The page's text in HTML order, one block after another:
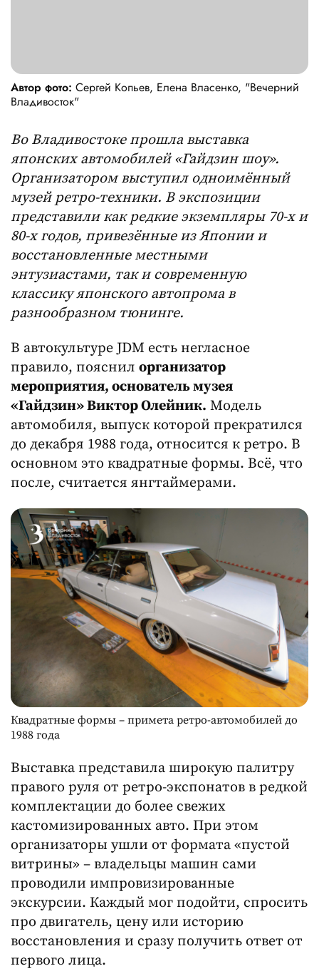
Автор фото: Сергей Копьев, Елена Власенко, "Вечерний
Владивосток"
Во Владивостоке прошла выставка
японских автомобилей «Гайдзин шоу».
Организатором выступил одноимённый
музей ретро-техники. В экспозиции
представили как редкие экземпляры 70-х и
80-х годов, привезённые из Японии и
восстановленные местными
энтузиастами, так и современную
классикуяпонского автопрома в
разнообразном тюнинге.
В автокультуре JDM есть негласное
правило, пояснил организатор
мероприятия, основатель музея
«Гайдзин» Виктор Олейник. Модель
автомобиля, выпуск которой прекратился
до декабря 1988 года, относится к ретро. В
основном это квадратные формы. Всё, что
после, считается янгтаймерами.
Квадратные формы – примета ретро-автомобилей до
1988 года
Выставка представила широкую палитру
правого руля от ретро-экспонатов в редкой
комплектации до более свежих
кастомизированных авто. При этом
организаторы ушли от формата «пустой
витрины» – владельцы машин сами
проводили импровизированные
экскурсии. Каждый мог подойти, спросить
про двигатель, цену или историю
восстановления и сразу получить ответ от
первого лица.